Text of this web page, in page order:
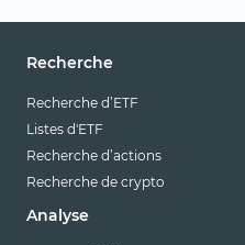
Recherche
Recherche d’ETF
Listes d'ETF
Recherche d’actions
Recherche de crypto
Analyse